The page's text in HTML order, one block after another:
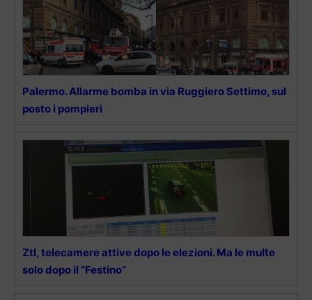
Palermo. Allarme bomba in via Ruggiero Settimo, sul
posto i pompieri
Ztl, telecamere attive dopo le elezioni. Ma le multe
solo dopo il “Festino”